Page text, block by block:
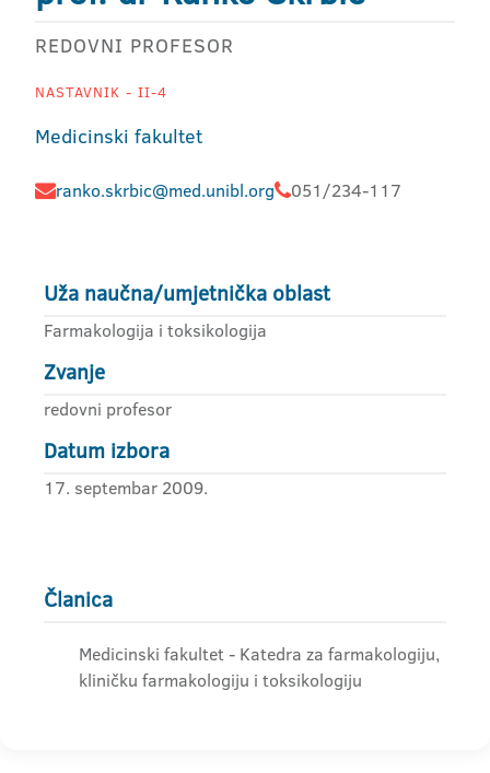
REDOVNI PROFESOR
NASTAVNIK - II-4
Medicinski fakultet
ranko.skrbic@med.unibl.org 051/234-117
Uža naučna/umjetnička oblast
Farmakologija i toksikologija
Zvanje
redovni profesor
Datum izbora
17. septembar 2009.
Članica
Medicinski fakultet - Katedra za farmakologiju,
kliničku farmakologiju i toksikologiju